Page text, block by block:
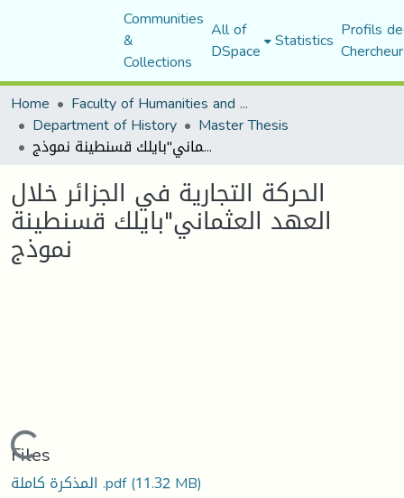
Communities
&
Collections
All of
DSpace Statistics Profils
Home
Faculty of Humanities and Social Sciences
Department of History Master Thesis
الحركة التجارية في الجزائر خلال العهد العثماني"بايلك قسنطينة نموذج
الحركة التجارية في الجزائر خلال
العهد العثماني"بايلك قسنطينة
نموذج
Loading...
Files
المذكرة كاملة .pdf(11.32 MB)